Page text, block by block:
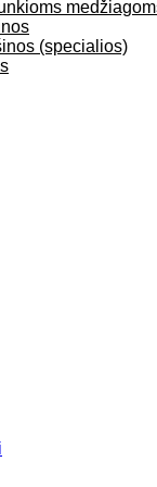
(specialios)